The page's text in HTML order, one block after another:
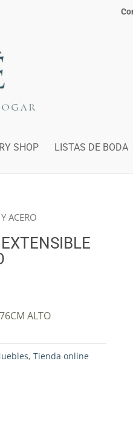
SHOP LISTAS DE BODA
ACERO
ALTO
,Tienda online